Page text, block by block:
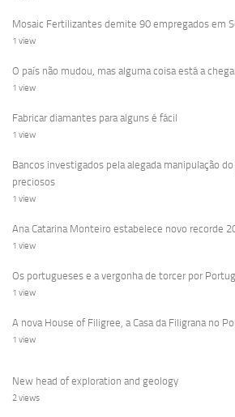
Mosaic Fertilizantes demite 90 empregados em
1 view
O país não mudou, mas alguma coisa está a
1 view
Fabricar diamantes para alguns é fácil
1 view
Bancos investigados pela alegada manipulação
preciosos
1 view
Ana Catarina Monteiro estabelece novo recorde
1 view
Os portugueses e a vergonha de torcer por
1 view
A nova House of Filigree, a Casa da Filigrana no
1 view
New head of exploration and geology
2 views